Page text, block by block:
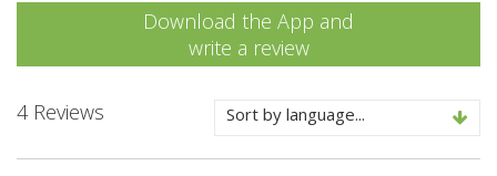
Download the App and
write a review
4 Reviews Sort by language...